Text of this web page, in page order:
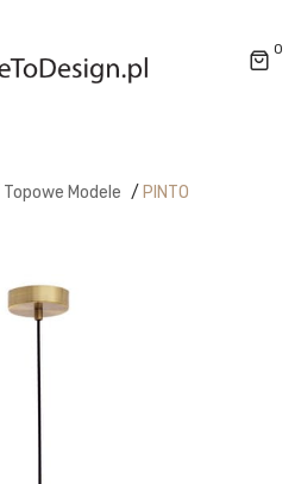
0
Topowe Modele / PINTO